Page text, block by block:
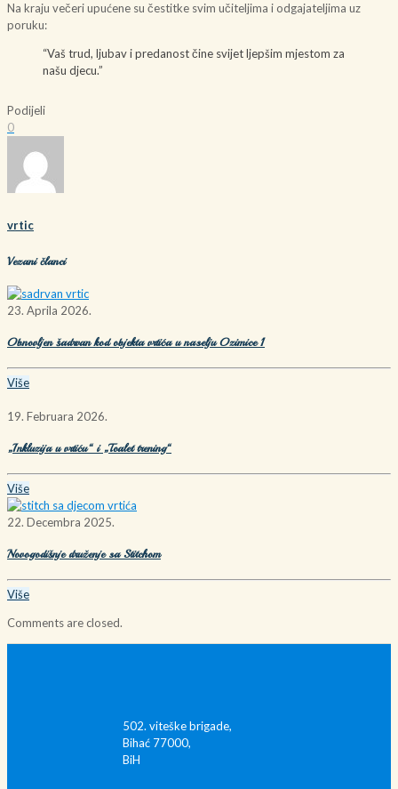
Na kraju večeri upućene su čestitke svim učiteljima i odgajateljima uz
poruku:
“Vaš trud, ljubav i predanost čine svijet ljepšim mjestom za
našu djecu.”
Podijeli
0
vrtic
Vezani članci
23. Aprila 2026.
Obnovljen šadrvan kod objekta vrtića u naselju Ozimice 1
Više
19. Februara 2026.
„Inkluzija u vrtiću“ i „Toalet trening“
Više
22. Decembra 2025.
Novogodišnje druženje sa Stitchom
Više
Comments are closed.
502. viteške brigade,
Bihać 77000,
BiH